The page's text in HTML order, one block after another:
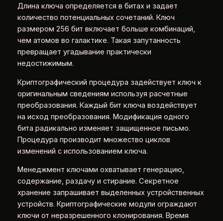
Длина ключа определяется в битах и задает
количество потенциальных сочетаний. Ключ
размером 256 бит включает больше комбинаций,
чем атомов во галактике. Такая запутанность
превращает угадывание практически
недостижимым.
Криптографический процедура задействует ключ к
оригинальным сведениям используя расчетные
преобразования. Каждый бит ключа воздействует
на исход преобразования. Модификация одного
бита радикально изменяет защищенное письмо.
Процедура производит множество циклов
изменений с использованием ключа.
Менеджмент ключами охватывает генерацию,
содержание, раздачу и стирание. Секретное
хранение запрашивает выделенных устройственных
устройств. Криптографические модули ограждают
ключи от неразрешенного клонирования. Время